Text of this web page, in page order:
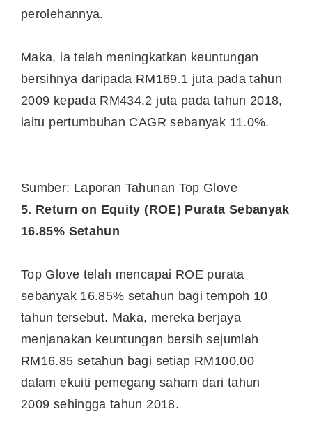
perolehannya.
Maka, ia telah meningkatkan keuntungan
bersihnya daripada RM169.1 juta pada tahun
2009 kepada RM434.2 juta pada tahun 2018,
iaitu pertumbuhan CAGR sebanyak 11.0%.
Sumber: Laporan Tahunan Top Glove
5. Return on Equity (ROE) Purata Sebanyak
16.85% Setahun
Top Glove telah mencapai ROE purata
sebanyak 16.85% setahun bagi tempoh 10
tahun tersebut. Maka, mereka berjaya
menjanakan keuntungan bersih sejumlah
RM16.85 setahun bagi setiap RM100.00
dalam ekuiti pemegang saham dari tahun
2009 sehingga tahun 2018.